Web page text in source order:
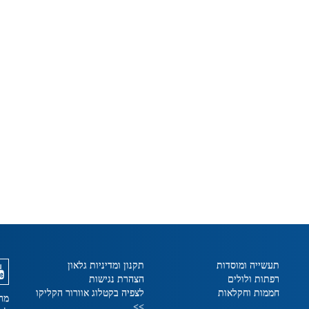
תעשייה ומוסדות
רפתות ולולים
חממות וחקלאות
תקנון ומדיניות גלאון
הצהרת נגישות
לצפיה בקטלוג אוורור הקליקו
>>